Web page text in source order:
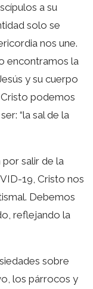
a su
solo se
nos une.
encontramos la
y su cuerpo
podemos
“la sal de la
por salir de la
19, Cristo nos
Debemos
reflejando la
sobre
los párrocos y